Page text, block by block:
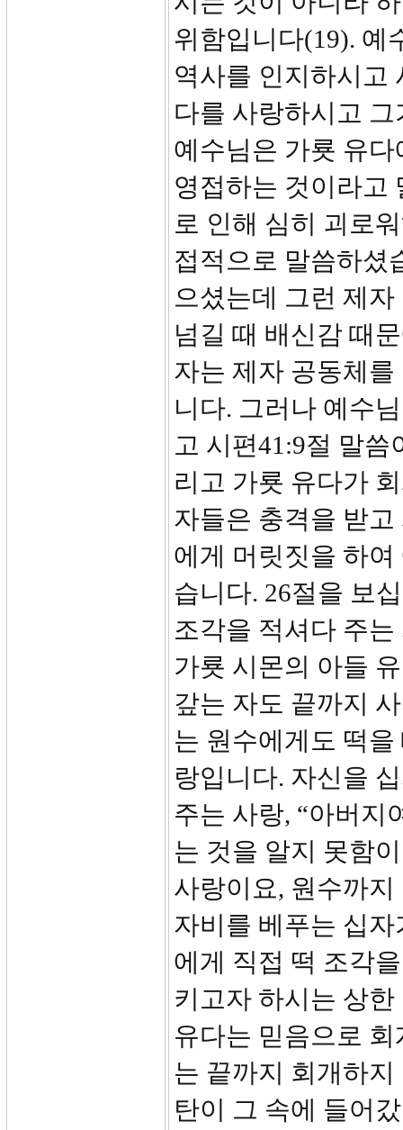
위함입니다(19). 예
역사를 인지하시고
다를 사랑하시고
예수님은 가룟 유
영접하는 것이라고
로 인해 심히 괴로
접적으로 말씀하셨
으셨는데 그런 제
넘길 때 배신감 때
자는 제자 공동체
니다. 그러나 예수
고 시편41:9절 말
리고 가룟 유다가
자들은 충격을 받
에게 머릿짓을 하
습니다. 26절을 보
조각을 적셔다 주
가룟 시몬의 아들
갚는 자도 끝까지
는 원수에게도 떡
랑입니다. 자신을
주는 사랑, “아버지
는 것을 알지 못함
사랑이요, 원수까
자비를 베푸는 십
에게 직접 떡 조각
키고자 하시는 상
유다는 믿음으로
는 끝까지 회개하
탄이 그 속에 들어